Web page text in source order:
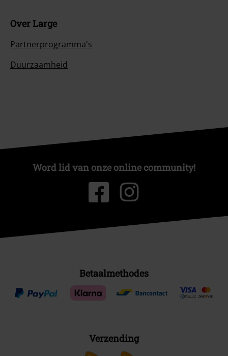
Over Large
Partnerprogramma's
Duurzaamheid
Word lid van onze online community!
Betaalmethodes
Verzending